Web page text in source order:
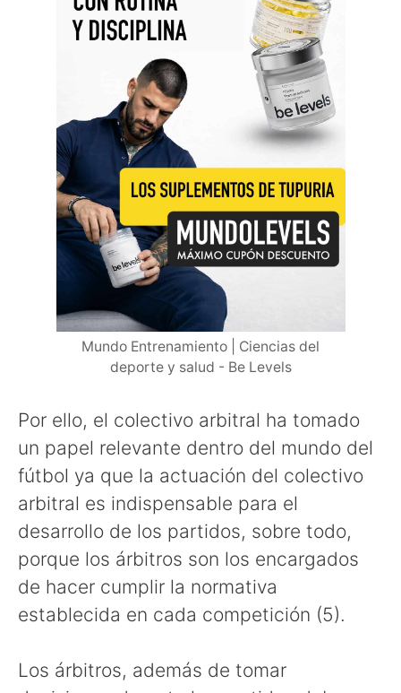
Mundo Entrenamiento | Ciencias del
deporte y salud - Be Levels
Por ello, el colectivo arbitral ha tomado
un papel relevante dentro del mundo del
fútbol ya que la actuación del colectivo
arbitral es indispensable para el
desarrollo de los partidos, sobre todo,
porque los árbitros son los encargados
de hacer cumplir la normativa
establecida en cada competición (5).
Los árbitros, además de tomar